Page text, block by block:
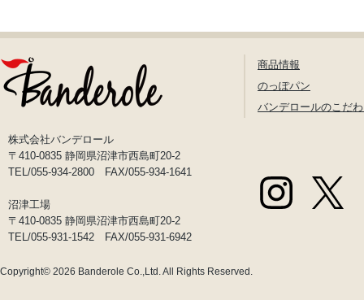
株式会社バンデロール
〒410-0835 静岡県沼津市西島町20-2
TEL/055-934-2800 FAX/055-934-1641
沼津工場
〒410-0835 静岡県沼津市西島町20-2
TEL/055-931-1542 FAX/055-931-6942
商品情報
のっぽパン
バンデロールのこだ
Copyright© 2026 Banderole Co.,Ltd.All Rights Reserved.